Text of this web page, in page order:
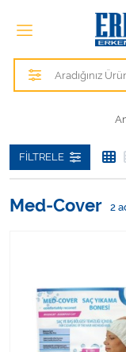
Alezler
Hasta Bakım
Hastane Mobilyaları
Kişisel Bakım ve
FILTRELE
Med-Cover 2